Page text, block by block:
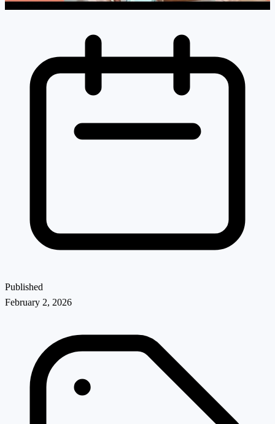
Published
February 2, 2026